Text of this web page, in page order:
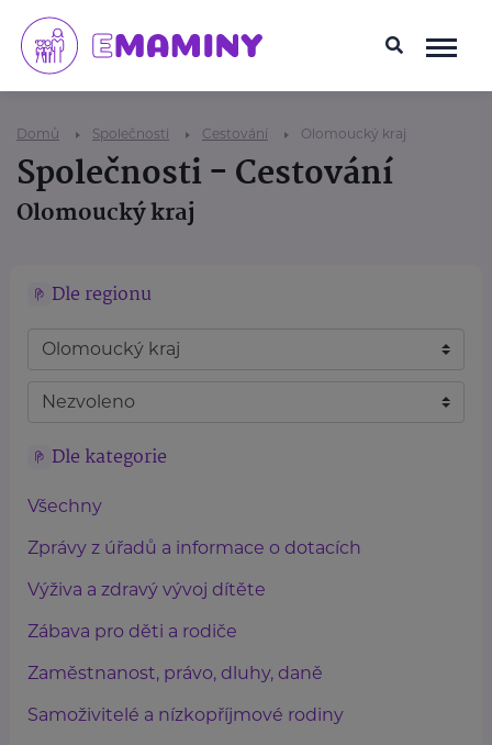
Domů Společnosti Cestování Olomoucký kraj
Společnosti - Cestování
Olomoucký kraj
Dle regionu
Dle kategorie
Všechny
Zprávy z úřadů a informace o dotacích
Výživa a zdravý vývoj dítěte
Zábava pro děti a rodiče
Zaměstnanost, právo, dluhy, daně
Samoživitelé a nízkopříjmové rodiny